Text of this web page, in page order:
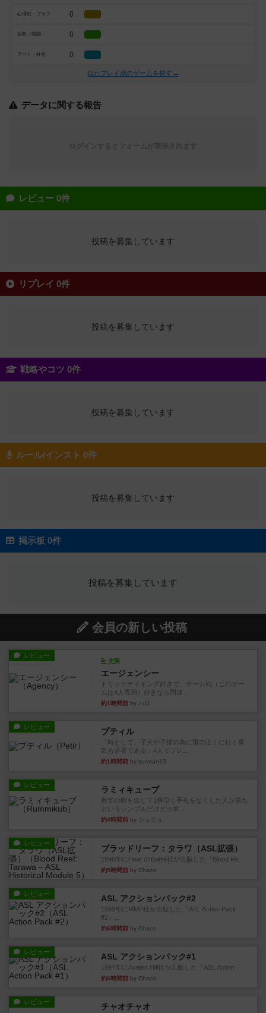
心理戦・ブラフ 0
攻防・戦闘 0
アート・外見 0
似たプレイ感のゲームを探す→
データに関する報告
レビュー 0件
投稿を募集しています
リプレイ 0件
投稿を募集しています
戦略やコツ 0件
投稿を募集しています
ルール/インスト 0件
投稿を募集しています
掲示板 0件
投稿を募集しています
会員の新しい投稿
レビュー
充実
エージェンシー
トリックテイキング好きで、チーム戦（このゲー
ムは4人専用）好きなら間違...
約1時間前 by ハロ
レビュー プティル
「時として、子犬や子猫の為に雷の近くに行く勇
気も必要である」4人でプレ...
約1時間前 by kurotan13
レビュー ラミィキューブ
数字の牌を出して1番早く手札をなくした人が勝ち
というシンプルだけど非常...
約4時間前 by ジョジョ
レビュー
ブラッドリーフ：タラワ（ASL拡張）
1996年にHeat of Battle社が出版した『Blood Re...
約5時間前 by Chaco
レビュー ASL アクションパック#2
1999年にMMP社が出版した『ASL Action Pack
#2』...
約6時間前 by Chaco
レビュー ASL アクションパック#1
1997年にAvalon Hill社が出版した『ASL Action ...
約6時間前 by Chaco
レビュー チャオチャオ